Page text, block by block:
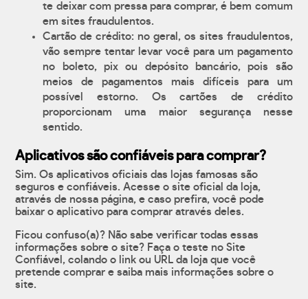
te deixar com pressa para comprar, é bem comum
em sites fraudulentos.
Cartão de crédito: no geral, os sites fraudulentos,
vão sempre tentar levar você para um pagamento
no boleto, pix ou depósito bancário, pois são
meios de pagamentos mais difíceis para um
possível estorno. Os cartões de crédito
proporcionam uma maior segurança nesse
sentido.
Aplicativos são confiáveis para comprar?
Sim. Os aplicativos oficiais das lojas famosas são
seguros e confiáveis. Acesse o site oficial da loja,
através de nossa página, e caso prefira, você pode
baixar o aplicativo para comprar através deles.
Ficou confuso(a)? Não sabe verificar todas essas
informações sobre o site? Faça o teste no Site
Confiável, colando o link ou URL da loja que você
pretende comprar e saiba mais informações sobre o
site.